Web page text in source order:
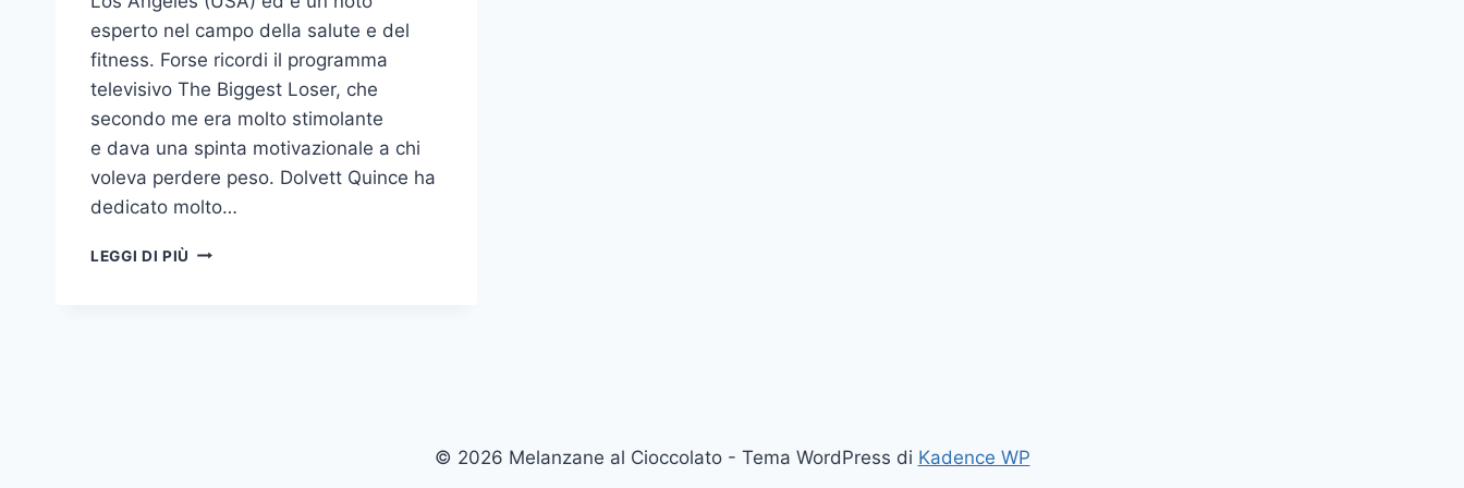
esperto nel campo della salute e del
fitness. Forse ricordi il programma
televisivo The Biggest Loser, che
secondo me era molto stimolante
e dava una spinta motivazionale a chi
voleva perdere peso. Dolvett Quince ha
dedicato molto…
LEGGI DI PIÙ PERDI
© 2026 Melanzane al Cioccolato - Tema WordPress di Kadence WP